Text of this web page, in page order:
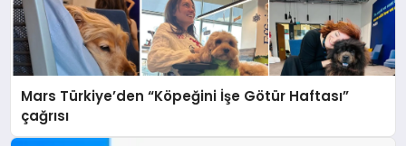
Mars Türkiye’den “Köpeğini İşe Götür Haftası”
çağrısı